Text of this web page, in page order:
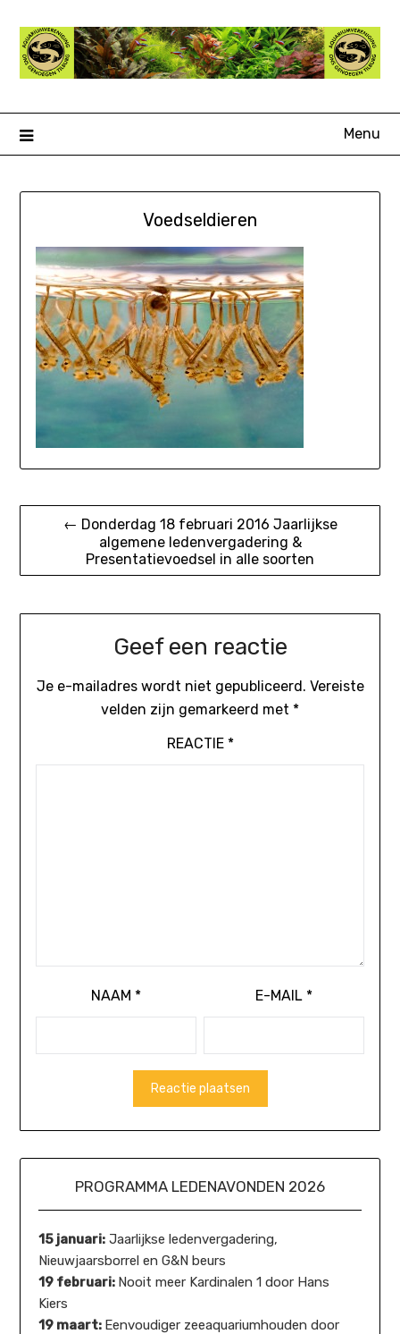
naar
inhoud
Menu
Voedseldieren
Bericht
navigatie
← Donderdag 18 februari 2016 Jaarlijkse
algemene ledenvergadering &
Presentatievoedsel in alle soorten
Geef een reactie
Je e-mailadres wordt niet gepubliceerd. Vereiste
velden zijn gemarkeerd met *
REACTIE *
NAAM * E-MAIL *
PROGRAMMA LEDENAVONDEN 2026
15 januari: Jaarlijkse ledenvergadering,
Nieuwjaarsborrel en G&N beurs
19 februari: Nooit meer Kardinalen 1 door Hans
Kiers
19 maart: Eenvoudiger zeeaquariumhouden door